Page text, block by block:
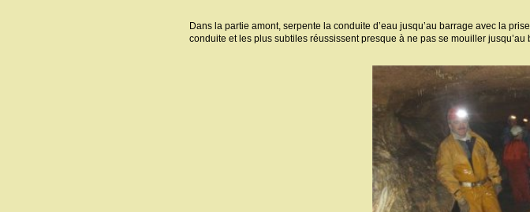
Dans la partie amont, serpente la conduite d’eau jusqu’au barrage avec la
conduite et les plus subtiles réussissent presque à ne pas se mouiller jusqu’au